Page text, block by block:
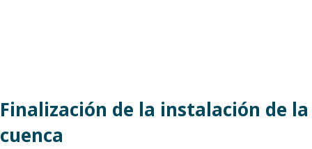
Finalización de la instalación de la
cuenca